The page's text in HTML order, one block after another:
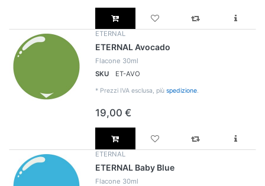
ETERNAL
ETERNAL Avocado
Flacone 30ml
SKU
ET-AVO
* Prezzi IVA esclusa, più spedizione.
19,00 €
ETERNAL
ETERNAL Baby Blue
Flacone 30ml